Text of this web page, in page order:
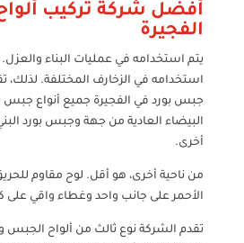
أفضل شركة تركيب
الفجيرة
يتم استخدامه في عمليات البناء والعزل.
استخدامه في الزخارف المختلفة. لذلك،
جبس بورد في الفجيرة جميع أنواع جبس
البيضاء العادية من جهة وجبس بورد
أخرى.
من ناحية أخرى، هو أقل. لوح مقاوم
الأحمر على جانب واحد وغطاء واقي على
تقدم الشركة نوع ثالث من ألواح الجبس